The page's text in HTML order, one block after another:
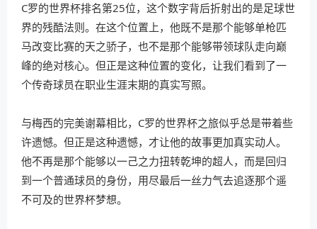
C罗的世界杯排名第25位，这个数字背后折射出的是足球世
界的残酷法则。在这个位置上，他既不是那个能够单枪匹
马改变比赛的天之骄子，也不是那个能够带领球队走向巅
峰的绝对核心。但正是这种位置的变化，让我们看到了一
个传奇球员在职业生涯末期的真实写照。
与梅西的完美谢幕相比，C罗的世界杯之旅似乎总是带着些
许遗憾。但正是这种遗憾，才让他的故事更加真实动人。
他不再是那个能够以一己之力扭转乾坤的超人，而是回归
到一个普通球员的身份，用尽最后一丝力气去追逐那个遥
不可及的世界杯梦想。